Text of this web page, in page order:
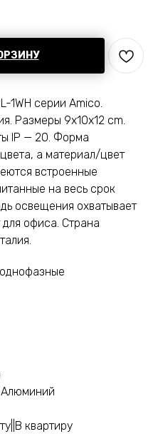
1WH серии Amico.
Размеры 9x10x12 cm.
IP — 20. Форма
а материал/цвет
встроенные
на весь срок
освещения охватывает
офиса. Страна
квартиру